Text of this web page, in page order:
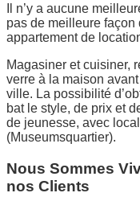
Il n’y a aucune
pas de meilleure façon
appartement de
Magasiner et cuisiner,
verre à la maison
ville. La possibilité
bat le style, de prix et
de jeunesse, avec
(Museumsquartier).
Nous Sommes
nos Clients